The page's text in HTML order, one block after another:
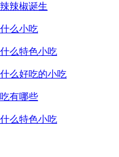
辣椒诞生
么小吃
么特色小吃
么好吃的小吃
有哪些
么特色小吃